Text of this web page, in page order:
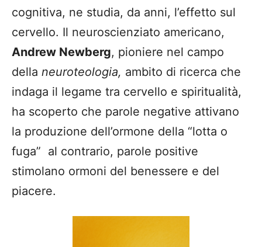
cognitiva, ne studia, da anni, l’effetto sul
cervello. Il neuroscienziato americano,
Andrew Newberg, pioniere nel campo
della neuroteologia, ambito di ricerca che
indaga il legame tra cervello e spiritualità,
ha scoperto che parole negative attivano
la produzione dell’ormone della “lotta o
fuga” al contrario, parole positive
stimolano ormoni del benessere e del
piacere.